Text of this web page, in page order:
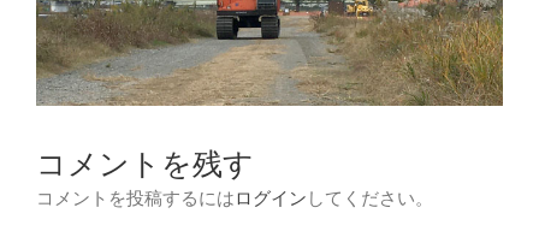
コメントを残す
コメントを投稿するにはログインしてください。